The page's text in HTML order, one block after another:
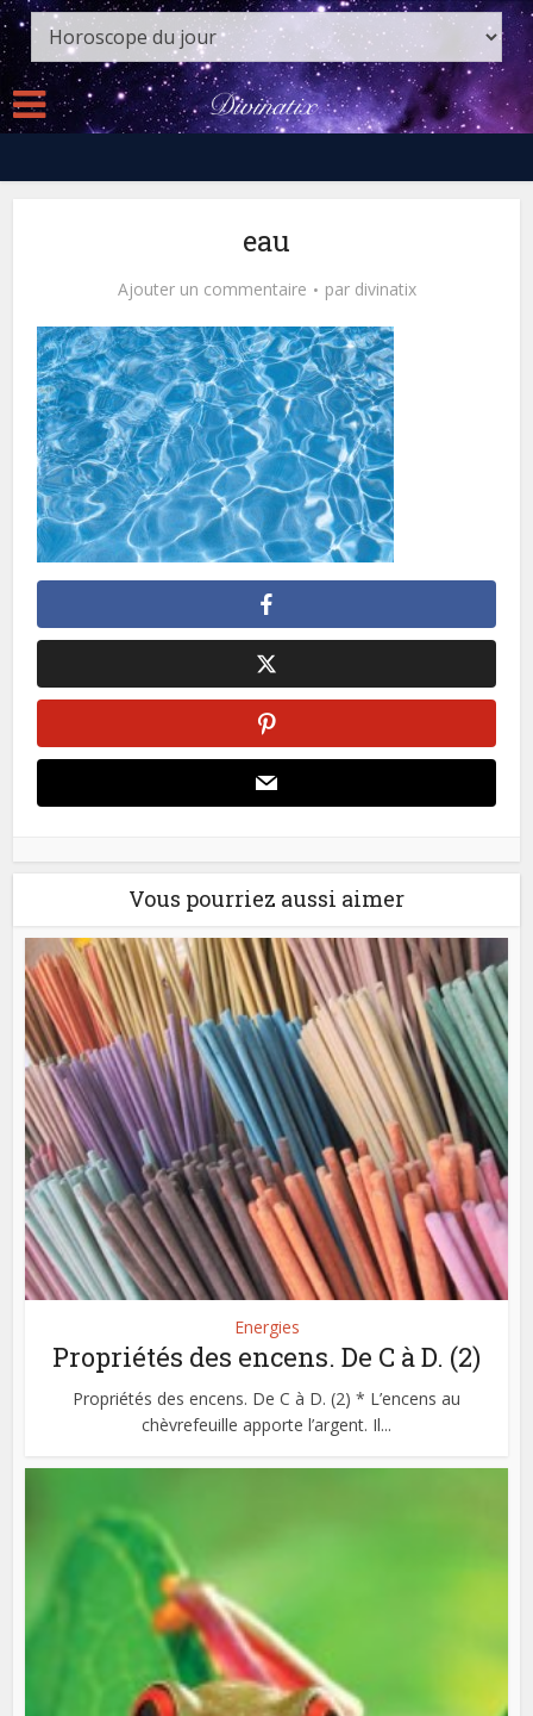
eau
Ajouter un commentaire par divinatix
Vous pourriez aussi aimer
Energies
Propriétés des encens. De C à D. (2)
Propriétés des encens. De C à D. (2) * L’encens au
chèvrefeuille apporte l’argent. Il...